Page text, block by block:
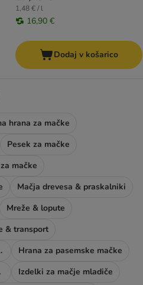
1,48 € / l
16,90 €
Dodaj v košarico
hrana za mačke
Pesek za mačke
mačke
Mačja drevesa & praskalniki
Mreže & lopute
& transport
dodatki
Hrana za pasemske mačke
Izdelki za mačje mladiče